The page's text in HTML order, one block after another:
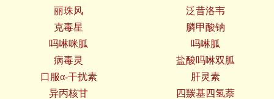
丽珠风
泛昔洛韦
克毒星
膦甲酸钠
吗啉咪胍
吗啉胍
病毒灵
盐酸吗啉双胍
口服α-干扰素
肝灵素
异丙核甘
四羰基四氢萘